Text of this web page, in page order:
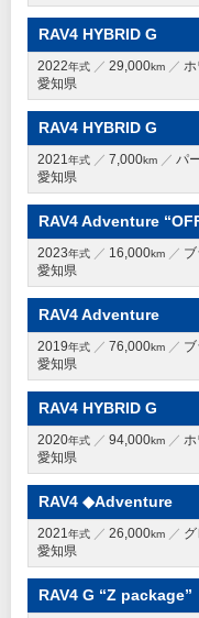
RAV4 HYBRID G
2022年式 29,000km ホ
愛知県
RAV4 HYBRID G
2021年式 7,000km パ
愛知県
RAV4 Adventure
2023年式 16,000km
愛知県
RAV4 Adventure
2019年式 76,000km
愛知県
RAV4 HYBRID G
2020年式 94,000km ホ
愛知県
RAV4 ◆Adventure
2021年式 26,000km
愛知県
RAV4 G “Z package”